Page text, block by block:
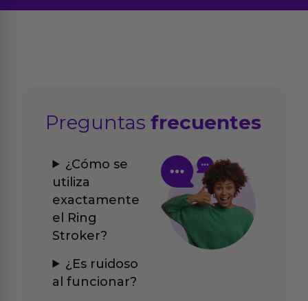
Preguntasfrecuentes
¿Cómo se
utiliza
exactamente
el Ring
Stroker?
¿Es ruidoso
al funcionar?